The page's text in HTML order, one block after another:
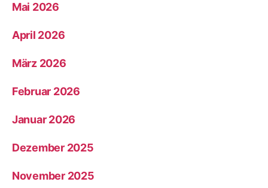
Mai 2026
April 2026
März 2026
Februar 2026
Januar 2026
Dezember 2025
November 2025